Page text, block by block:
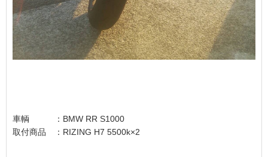
車輌 ：BMW RR S1000
取付商品 ：RIZING H7 5500k×2